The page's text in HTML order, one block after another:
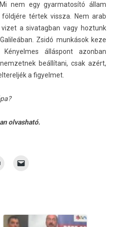
nem egy gyar­matosító állam
tértek vissza. Nem arab
a sivatag­ban vagy hoz­tunk
Zsidó munkások keze
álláspont azon­ban
beállítani, csak azért,
a figyel­met.
ol­vasható.